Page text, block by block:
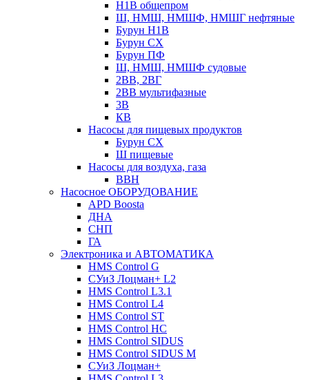
Н1В общепром
Ш, НМШ, НМШФ, НМШГ нефтяные
Бурун Н1В
Бурун СХ
Бурун ПФ
Ш, НМШ, НМШФ судовые
2ВВ, 2ВГ
2ВВ мультифазные
3В
КВ
Насосы для пищевых продуктов
Бурун СХ
Ш пищевые
Насосы для воздуха, газа
ВВН
Насосное ОБОРУДОВАНИЕ
APD Boosta
ДНА
СНП
ГА
Электроника и АВТОМАТИКА
HMS Control G
СУиЗ Лоцман+ L2
HMS Control L3.1
HMS Control L4
HMS Control ST
HMS Control HC
HMS Control SIDUS
HMS Control SIDUS M
СУиЗ Лоцман+